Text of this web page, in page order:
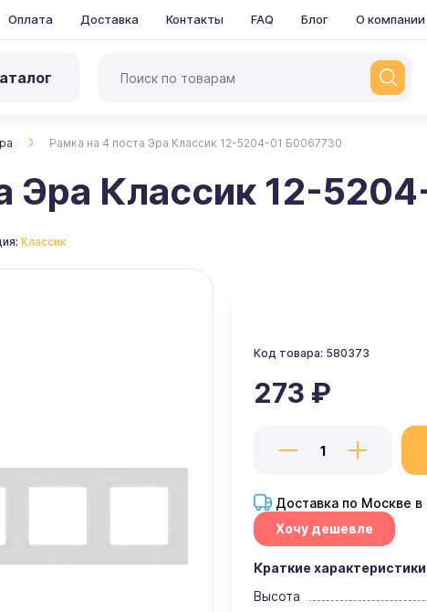
Оплата Доставка Контакты FAQ Блог О компании
Рамка на 4 поста Эра Классик 12-5204-01 Б0067730
Эра Классик 12-
Классик
Код товара: 580373
273 ₽
Доставка по Москве
Хочу дешевле
Краткие характеристики
Высота